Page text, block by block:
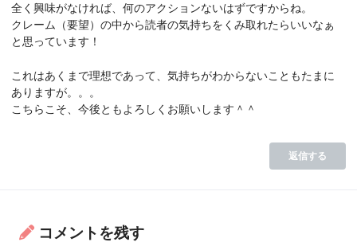
全く興味がなければ、何のアクションないはずですからね。
クレーム（要望）の中から読者の気持ちをくみ取れたらいいなぁ
と思っています！
これはあくまで理想であって、気持ちがわからないこともたまに
ありますが。。。
こちらこそ、今後ともよろしくお願いします＾＾
返信する
コメントを残す